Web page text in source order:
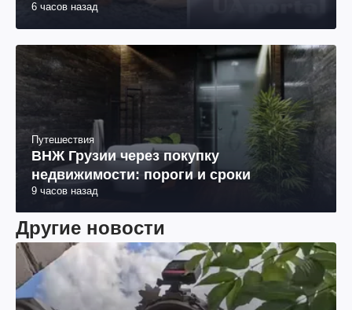
6 часов назад
Путешествия
ВНЖ Грузии через покупку
недвижимости: пороги и сроки
9 часов назад
Другие новости